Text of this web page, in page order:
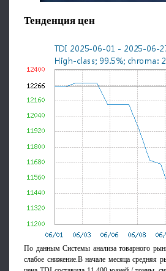
Тенденция цен
По данным Системы анализа товарного
слабое снижение.В начале месяца